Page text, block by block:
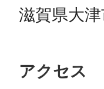
滋賀県大
アクセス